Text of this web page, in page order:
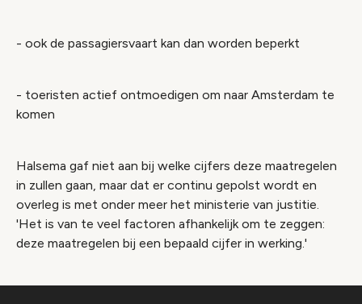
- ook de passagiersvaart kan dan worden beperkt
- toeristen actief ontmoedigen om naar Amsterdam te
komen
Halsema gaf niet aan bij welke cijfers deze maatregelen
in zullen gaan, maar dat er continu gepolst wordt en
overleg is met onder meer het ministerie van justitie.
'Het is van te veel factoren afhankelijk om te zeggen:
deze maatregelen bij een bepaald cijfer in werking.'